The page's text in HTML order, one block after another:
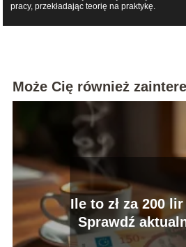
pracy, przekładając teorię na praktykę.
Może Cię również
Ile to zł za 200
Sprawdź